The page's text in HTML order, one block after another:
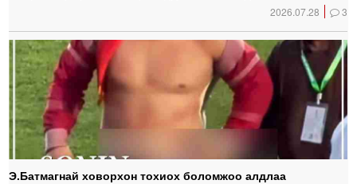
2026.07.28 3
Э.Батмагнай ховорхон тохиох боломжоо алдлаа